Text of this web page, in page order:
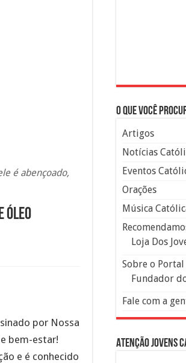
é abençoado,
óleo
por Nossa
bem-estar!
e é conhecido
O que você
Artigos
Notícias
Eventos
Orações
Música
Loja Dos
Sobre o Portal
Fundador
Fale com a
Atenção Jovens